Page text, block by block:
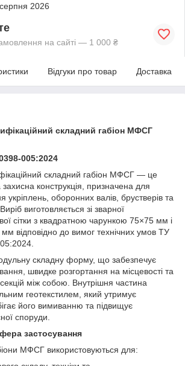
2026
на сайті — 1 000 ₴
Відгуки про товар Доставка
складний габіон МФСГ
005:2024
складний габіон МФСГ — це
конструкція, призначена для
укріплень, оборонних валів, брустверів та
виготовляється зі зварної
сітки з квадратною чарункою 75×75 мм і
відповідно до вимог технічних умов ТУ
складну форму, що забезпечує
швидке розгортання на місцевості та
між собою. Внутрішня частина
геотекстилем, який утримує
його вимиванню та підвищує
споруди.
застосування
МФСГ використовуються для: